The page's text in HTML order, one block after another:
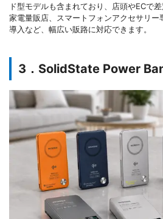
ド型モデルも含まれており、店頭やECで
家電量販店、スマートフォンアクセサリー
導入など、幅広い販路に対応できます。
3．SolidState Power